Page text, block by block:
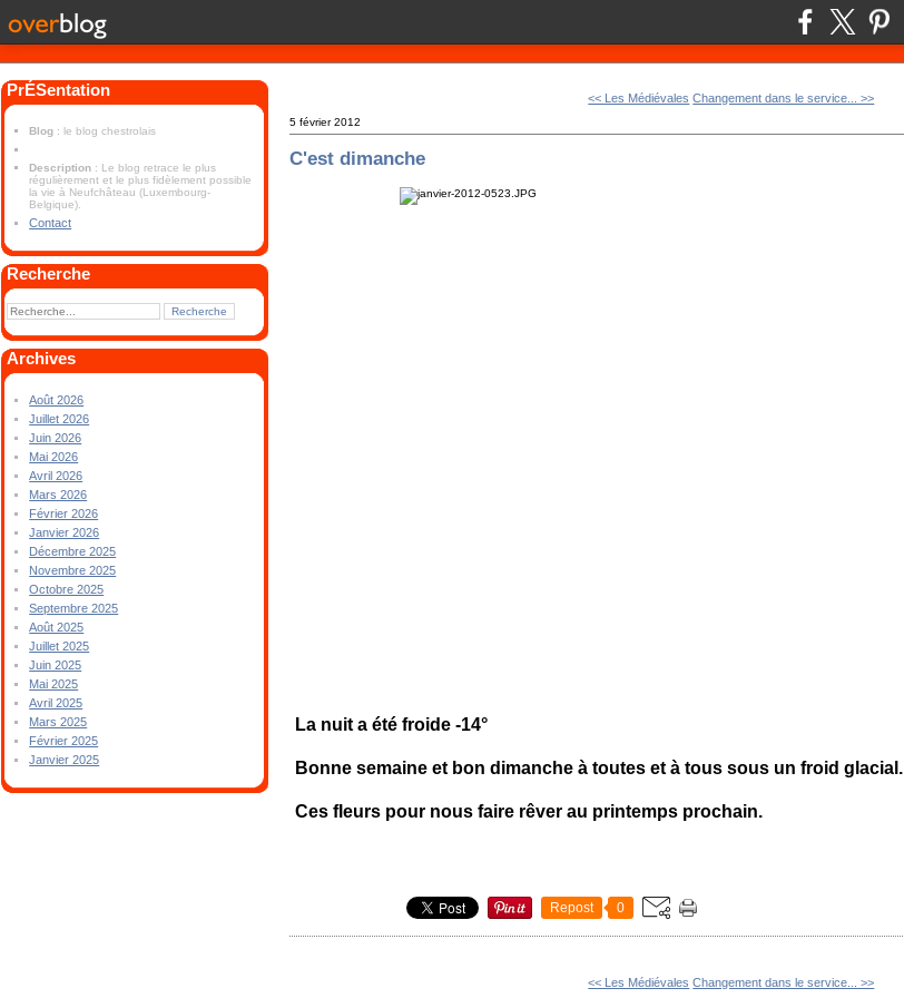
PrÉSentation
Blog : le blog chestrolais
Description : Le blog retrace le plus
régulièrement et le plus fidèlement possible
la vie à Neufchâteau (Luxembourg-
Belgique).
Contact
Recherche
Archives
Août 2026
Juillet 2026
Juin 2026
Mai 2026
Avril 2026
Mars 2026
Février 2026
Janvier 2026
Décembre 2025
Novembre 2025
Octobre 2025
Septembre 2025
Août 2025
Juillet 2025
Juin 2025
Mai 2025
Avril 2025
Mars 2025
Février 2025
Janvier 2025
<< Les Médiévales Changement dans le service... >>
5 février 2012
C'est dimanche
La nuit a été froide -14°
Bonne semaine et bon dimanche à toutes et à tous sous un froid glacial.
Ces fleurs pour nous faire rêver au printemps prochain.
Repost 0
<< Les Médiévales Changement dans le service... >>